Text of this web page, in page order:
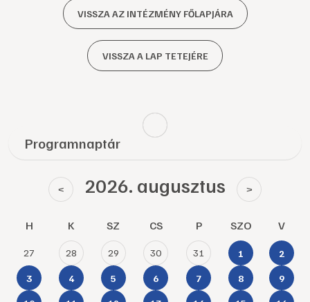
VISSZA AZ INTÉZMÉNY FŐLAPJÁRA
VISSZA A LAP TETEJÉRE
Programnaptár
< 2026. augusztus >
H K SZ CS P SZO V
27 28 29 30 31 1 2
3 4 5 6 7 8 9